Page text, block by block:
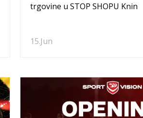
trgovine u STOP SHOPU Knin
15.Jun